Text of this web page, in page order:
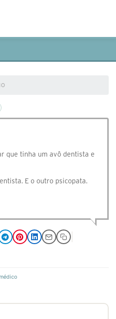
que tinha um avô dentista e
E o outro psicopata.